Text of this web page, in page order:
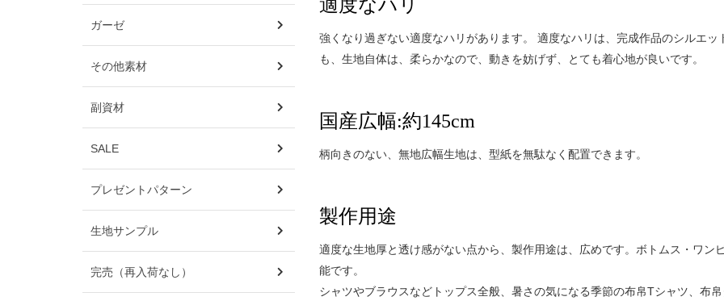
適度なハリ
強くなり過ぎない適度なハリがあります。 適度なハリは、完成作品のシルエ
も、生地自体は、柔らかなので、動きを妨げず、とても着心地が良いです。
国産広幅:約145cm
柄向きのない、無地広幅生地は、型紙を無駄なく配置できます。
製作用途
適度な生地厚と透け感がない点から、製作用途は、広めです。ボトムス・ワン
能です。
シャツやブラウスなどトップス全般、暑さの気になる季節の布帛Tシャツ、布
ガーゼ
その他素材
副資材
SALE
プレゼントパターン
生地サンプル
完売（再入荷なし）